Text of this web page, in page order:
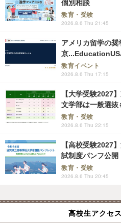
個別相談
教育・受験
2026.8.6 Thu 21:45
アメリカ留学の
京
教育イベント
2026.8.6 Thu 17:15
【大学受験2027
文学部は一般選抜
教育・受験
2026.8.6 Thu 22:15
【高校受験2027
試制度パンフ公開
教育・受験
2026.8.6 Thu 20:45
高校生アクセ